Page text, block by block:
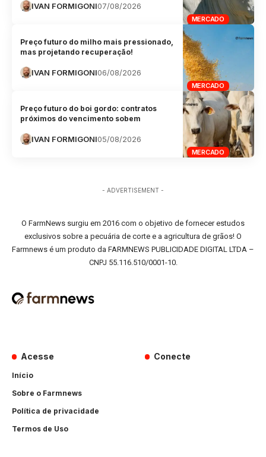
MERCADO
IVAN FORMIGONI07/08/2026
MERCADO
Preço futuro do milho mais pressionado,
mas projetando recuperação!
IVAN FORMIGONI06/08/2026
MERCADO
Preço futuro do boi gordo: contratos
próximos do vencimento sobem
IVAN FORMIGONI05/08/2026
- ADVERTISEMENT -
O FarmNews surgiu em 2016 com o objetivo de fornecer estudos
exclusivos sobre a pecuária de corte e a agricultura de grãos! O
Farmnews é um produto da FARMNEWS PUBLICIDADE DIGITAL LTDA –
CNPJ 55.116.510/0001-10.
Acesse
Início
Sobre o Farmnews
Política de privacidade
Termos de Uso
Conecte